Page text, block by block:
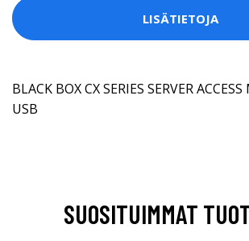
LISÄTIETOJA
BLACK BOX CX SERIES SERVER
USB
SUOSITUIMMAT